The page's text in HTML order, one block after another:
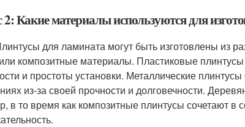
Какие материалы используются для
для ламината могут быть изготовлены из
композитные материалы. Пластиковые
и простоты установки. Металлические
из-за своей прочности и долговечности.
в то время как композитные плинтусы сочетают в